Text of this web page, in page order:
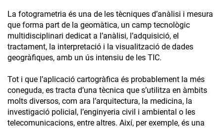
La fotogrametria és una de les tècniques d’anàlisi i mesura
que forma part de la geomàtica, un camp tecnològic
multidisciplinari dedicat a l’anàlisi, l’adquisició, el
tractament, la interpretació i la visualització de dades
geogràfiques, amb un ús intensiu de les TIC.
Tot i que l’aplicació cartogràfica és probablement la més
coneguda, es tracta d’una tècnica que s’utilitza en àmbits
molts diversos, com ara l’arquitectura, la medicina, la
investigació policial, l’enginyeria civil i ambiental o les
telecomunicacions, entre altres. Així, per exemple, és una